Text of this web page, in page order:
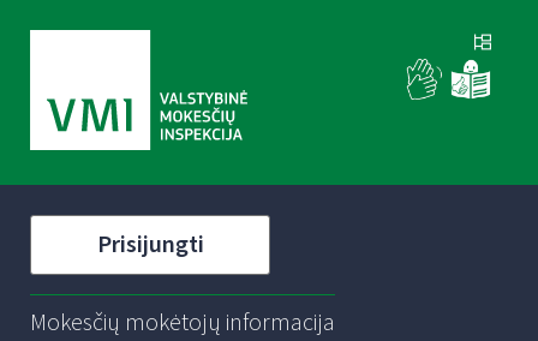
Prisijungti
Mokesčių mokėtojų informacija